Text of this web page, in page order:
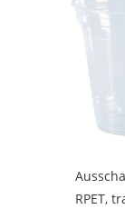
RPET,